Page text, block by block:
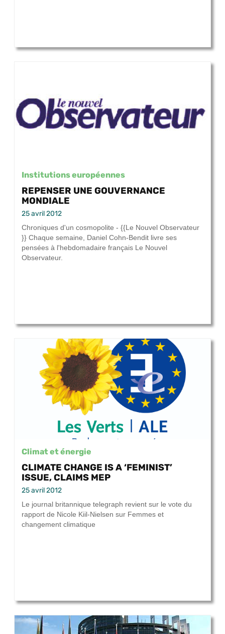
Institutions européennes
REPENSER UNE GOUVERNANCE
MONDIALE
25 avril 2012
Chroniques d'un cosmopolite - {{Le Nouvel Observateur
}} Chaque semaine, Daniel Cohn-Bendit livre ses
pensées à l'hebdomadaire français Le Nouvel
Observateur.
Climat et énergie
CLIMATE CHANGE IS A ‘FEMINIST’
ISSUE, CLAIMS MEP
25 avril 2012
Le journal britannique telegraph revient sur le vote du
rapport de Nicole Kiil-Nielsen sur Femmes et
changement climatique